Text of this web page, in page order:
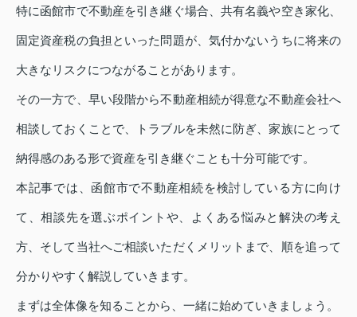
特に函館市で不動産を引き継ぐ場合、共有名義や空き家化、
固定資産税の負担といった問題が、気付かないうちに将来の
大きなリスクにつながることがあります。
その一方で、早い段階から不動産相続が得意な不動産会社へ
相談しておくことで、トラブルを未然に防ぎ、家族にとって
納得感のある形で資産を引き継ぐことも十分可能です。
本記事では、函館市で不動産相続を検討している方に向け
て、相談先を選ぶポイントや、よくある悩みと解決の考え
方、そして当社へご相談いただくメリットまで、順を追って
分かりやすく解説していきます。
まずは全体像を知ることから、一緒に始めていきましょう。